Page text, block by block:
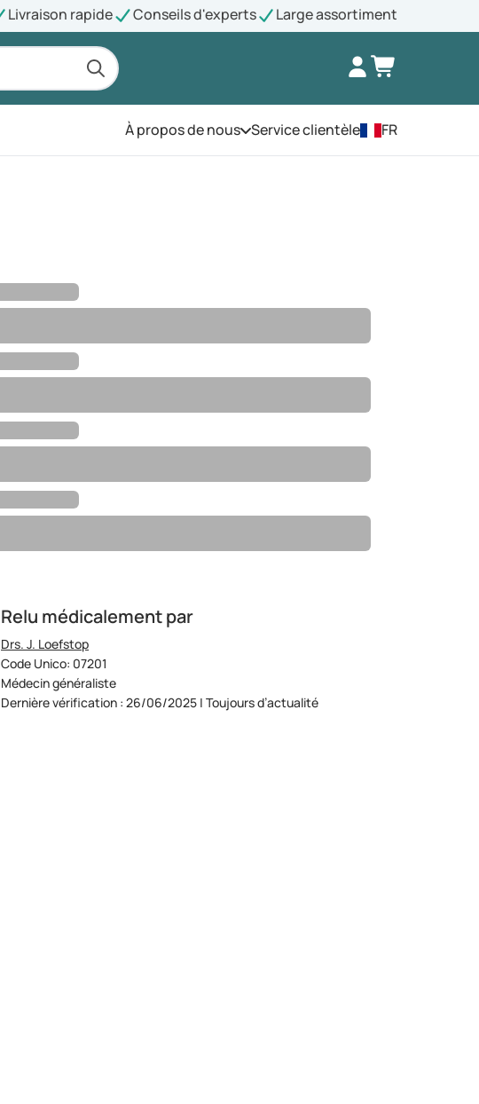
Livraison rapide Conseils d'experts Large assortiment
À propos de nousOuvrez le menu
Service clientèle FR
Relu médicalement par
Drs. J. Loefstop
Code Unico: 07201
Médecin généraliste
Dernière vérification : 26/06/2025 | Toujours d’actualité